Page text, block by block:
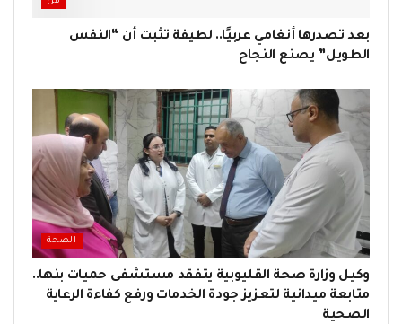
بعد تصدرها أنغامي عربيًا.. لطيفة تثبت أن “النفس
الطويل” يصنع النجاح
الصحة
وكيل وزارة صحة القليوبية يتفقد مستشفى حميات بنها..
متابعة ميدانية لتعزيز جودة الخدمات ورفع كفاءة الرعاية
الصحية